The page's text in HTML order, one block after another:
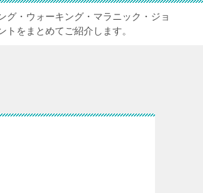
グ・ウォーキング・マラニック・ジョ
をまとめてご紹介します。